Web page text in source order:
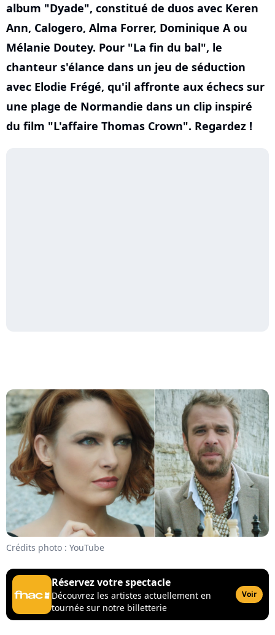
album "Dyade", constitué de duos avec Keren
Ann, Calogero, Alma Forrer, Dominique A ou
Mélanie Doutey. Pour "La fin du bal", le
chanteur s'élance dans un jeu de séduction
avec Elodie Frégé, qu'il affronte aux échecs sur
une plage de Normandie dans un clip inspiré
du film "L'affaire Thomas Crown". Regardez !
Crédits photo : YouTube
Réservez votre spectacle
Découvrez les artistes actuellement en
tournée sur notre billetterie
Voir